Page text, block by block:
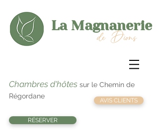
de Dions
Chambres d'hôtes sur le Chemin de
Régordane
AVIS CLIENTS
La Magnanerie
RÉSERVER